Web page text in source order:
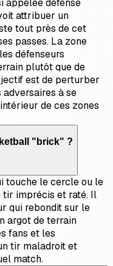
appelée défense
attribuer un
tout près de cet
passes. La zone
défenseurs
plutôt que de
est de perturber
à se
de ces zones
"brick" ?
touche le cercle ou le
tir imprécis et raté. Il
qui rebondit sur le
argot de terrain
fans et les
tir maladroit et
match.